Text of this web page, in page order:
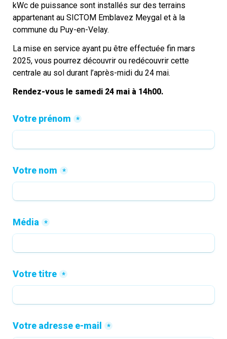
kWc de puissance sont installés sur des terrains
appartenant au SICTOM Emblavez Meygal et à la
commune du Puy-en-Velay.
La mise en service ayant pu être effectuée fin mars
2025, vous pourrez découvrir ou redécouvrir cette
centrale au sol durant l’après-midi du 24 mai.
Rendez-vous le samedi 24 mai à 14h00.
Votre prénom *
Votre nom *
Média *
Votre titre *
Votre adresse e-mail *